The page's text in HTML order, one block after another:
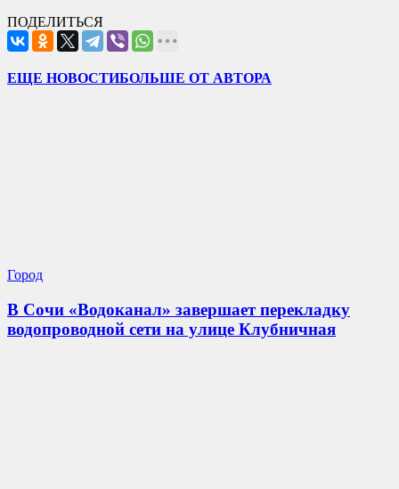
ПОДЕЛИТЬСЯ
ЕЩЕ НОВОСТИБОЛЬШЕ ОТ АВТОРА
Город
В Сочи «Водоканал» завершает перекладку
водопроводной сети на улице Клубничная